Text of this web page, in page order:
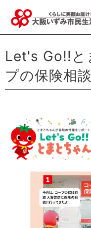
Let's Go!!と
プの保険相